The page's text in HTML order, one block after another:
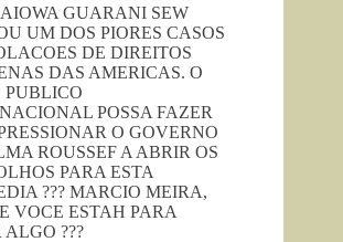
GUARANI SEW
UM DOS PIORES CASOS
DE DIREITOS
DAS AMERICAS. O
PUBLICO
POSSA FAZER
O GOVERNO
ROUSSEF A ABRIR OS
PARA ESTA
??? MARCIO MEIRA,
VOCE ESTAH PARA
ALGO ???